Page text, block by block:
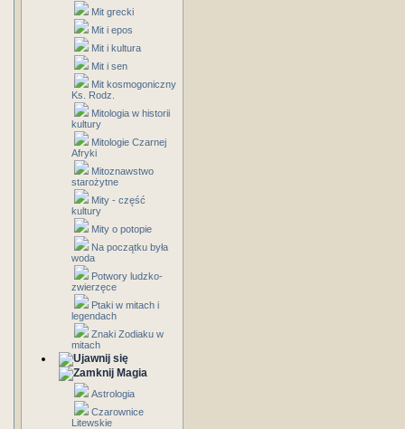
Mit grecki
Mit i epos
Mit i kultura
Mit i sen
Mit kosmogoniczny
Ks. Rodz.
Mitologia w historii
kultury
Mitologie Czarnej
Afryki
Mitoznawstwo
starożytne
Mity - część
kultury
Mity o potopie
Na początku była
woda
Potwory ludzko-
zwierzęce
Ptaki w mitach i
legendach
Znaki Zodiaku w
mitach
Magia
Astrologia
Czarownice
Litewskie